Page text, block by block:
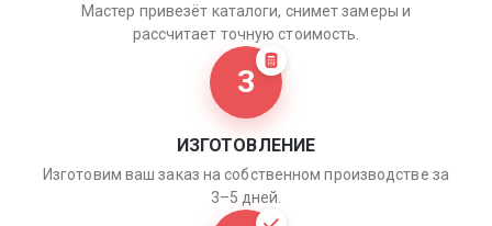
Мастер привезёт каталоги, снимет замеры и
рассчитает точную стоимость.
3
ИЗГОТОВЛЕНИЕ
Изготовим ваш заказ на собственном производстве за
3–5 дней.